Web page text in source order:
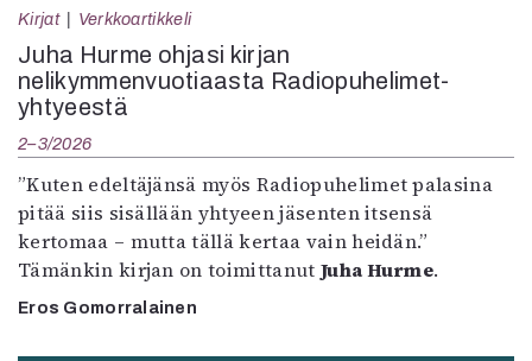
Kirjat Verkkoartikkeli
Juha Hurme ohjasi kirjan
nelikymmenvuotiaasta Radiopuhelimet-
yhtyeestä
2–3/2026
”Kuten edeltäjänsä myös Radiopuhelimet palasina
pitää siis sisällään yhtyeen jäsenten itsensä
kertomaa – mutta tällä kertaa vain heidän.”
Tämänkin kirjan on toimittanut Juha Hurme.
Eros Gomorralainen